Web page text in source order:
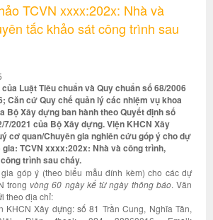
TCVN xxxx:202x: Nhà và
tắc khảo sát công trình sau
Luật Tiêu chuẩn và Quy chuẩn số 68/2006
Căn cứ Quy chế quản lý các nhiệm vụ khoa
Bộ Xây dựng ban hành theo Quyết định số
7/2021 của Bộ Xây dựng. Viện KHCN Xây
cơ quan/Chuyên gia nghiên cứu góp ý cho dự
TCVN xxxx:202x: Nhà và công trình,
trình sau cháy.
góp ý (theo biểu mẫu đính kèm) cho các dự
trong vòng 60 ngày kể từ ngày thông báo. Văn
theo địa chỉ:
KHCN Xây dựng: số 81 Trần Cung, Nghĩa Tân,